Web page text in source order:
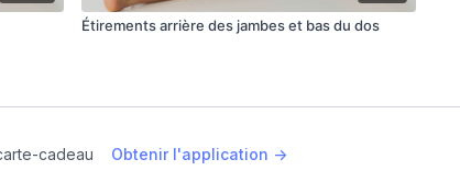
Étirements arrière des jambes et bas du dos
cadeau Obtenir l'application ->